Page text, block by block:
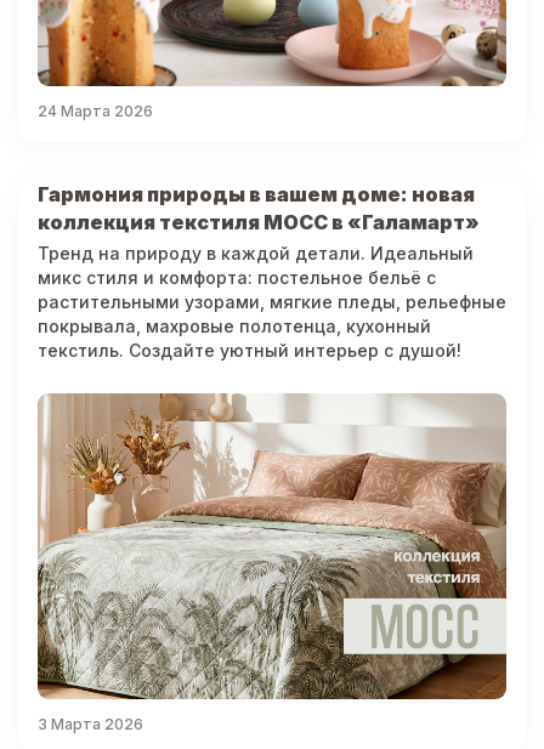
24 Марта 2026
3 Марта 2026
Гармония природы в вашем доме: новая
коллекция текстиля МОСС в «Галамарт»
Тренд на природу в каждой детали. Идеальный
микс стиля и комфорта: постельное бельё с
растительными узорами, мягкие пледы, рельефные
покрывала, махровые полотенца, кухонный
текстиль. Создайте уютный интерьер с душой!